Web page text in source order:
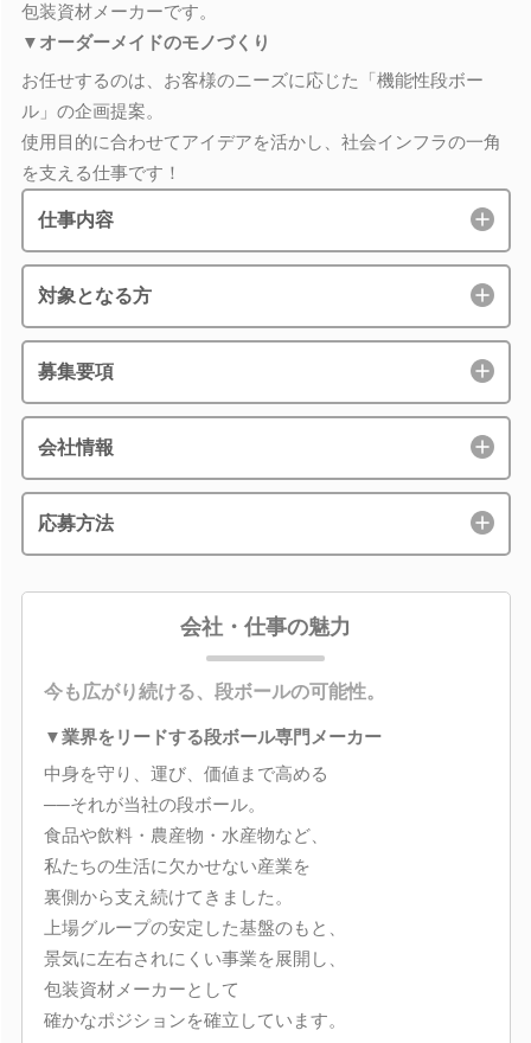
包装資材メーカーです。
▼オーダーメイドのモノづくり
お任せするのは、お客様のニーズに応じた「機能性段ボー
ル」の企画提案。
使用目的に合わせてアイデアを活かし、社会インフラの一角
を支える仕事です！
仕事内容
対象となる方
募集要項
会社情報
応募方法
会社・仕事の魅力
今も広がり続ける、段ボールの可能性。
▼業界をリードする段ボール専門メーカー
中身を守り、運び、価値まで高める
──それが当社の段ボール。
食品や飲料・農産物・水産物など、
私たちの生活に欠かせない産業を
裏側から支え続けてきました。
上場グループの安定した基盤のもと、
景気に左右されにくい事業を展開し、
包装資材メーカーとして
確かなポジションを確立しています。